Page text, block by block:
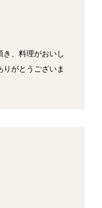
き、料理がおいし
がとうございま